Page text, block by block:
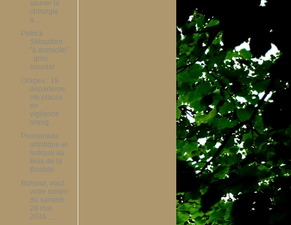
sauver la
chirurgie
a...
Patrick
Sébastien
"à domicile"
: gros
succès!
Orages : 19
départeme
nts placés
en
vigilance
orang...
Promenade
artistique et
ludique au
Bois de la
Bastide
Bonjour, voici
votre météo
du samedi
28 mai
2016 :...